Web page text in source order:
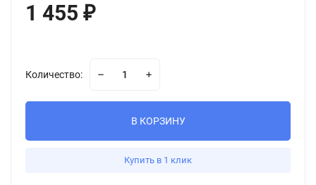
1 455 ₽
Количество:
В КОРЗИНУ
Купить в 1 клик